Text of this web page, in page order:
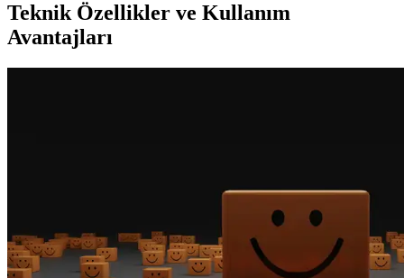
Teknik Özellikler ve Kullanım
Avantajları